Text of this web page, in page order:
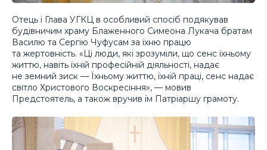
Отець і Глава УГКЦ в особливий спосіб подякував
будівничим храму Блаженного Симеона Лукача братам
Василю та Сергію Чуфусам за їхню працю
та жертовність. «Ці люди, які зрозуміли, що сенс їхньому
життю, навіть їхній професійній діяльності, надає
не земний зиск — Їхньому життю, їхній праці, сенс надає
світло Христового Воскресіння», — мовив
Предстоятель, а також вручив їм Патріаршу грамоту.